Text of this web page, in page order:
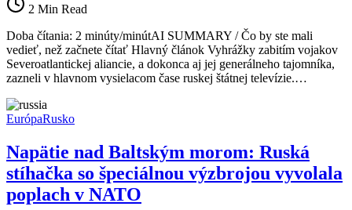
Propagandista
Solovjov
hovorí
o
jeho
šéfa
2 Min Read
Doba čítania: 2 minúty/minútAI SUMMARY / Čo by ste mali
vedieť, než začnete čítať Hlavný článok Vyhrážky zabitím vojakov
Severoatlantickej aliancie, a dokonca aj jej generálneho tajomníka,
zazneli v hlavnom vysielacom čase ruskej štátnej televízie.…
EurópaRusko
Napätie nad Baltským morom: Ruská
stíhačka so špeciálnou výzbrojou vyvolala
poplach v NATO